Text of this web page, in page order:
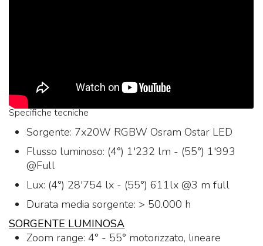
Specifiche tecniche
Sorgente: 7x20W RGBW Osram Ostar LED
Flusso luminoso: (4°) 1'232 lm - (55°) 1'993
@Full
Lux: (4°) 28'754 lx - (55°) 611lx @3 m full
Durata media sorgente: > 50.000 h
SORGENTE LUMINOSA
Zoom range: 4° - 55° motorizzato, lineare